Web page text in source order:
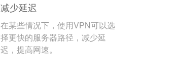
减少延迟
在某些情况下，使用VPN可以选
择更快的服务器路径，减少延
迟，提高网速。